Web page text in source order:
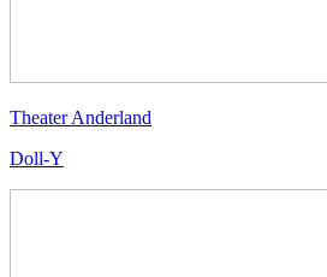
Theater Anderland
Doll-Y